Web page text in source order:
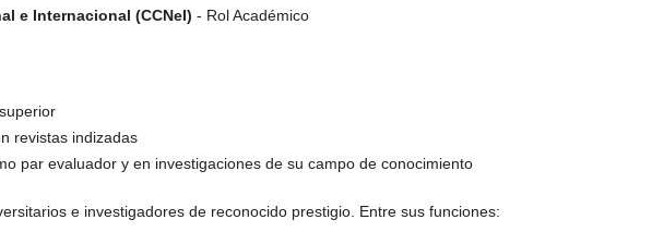
e Internacional (CCNeI) - Rol Académico
revistas indizadas
par evaluador y en investigaciones de su campo de conocimiento
e investigadores de reconocido prestigio. Entre sus funciones: